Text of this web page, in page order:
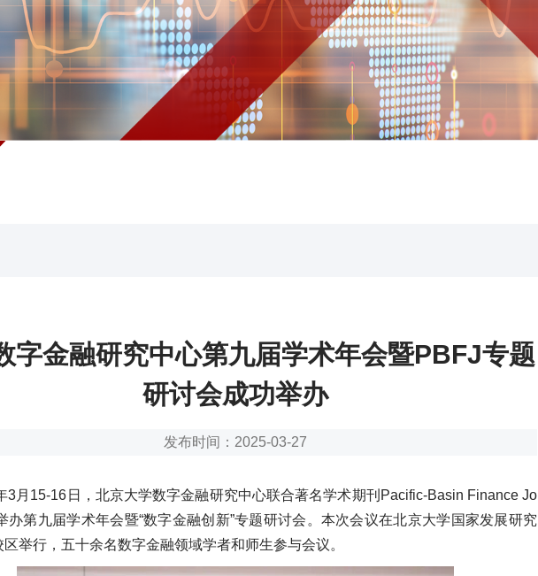
字金融研究中心第九届学术年会暨PBFJ专题
研讨会成功举办
发布时间：2025-03-27
3月15-16日，北京大学数字金融研究中心联合著名学术期刊Pacific-Basin Finance Jo
办第九届学术年会暨“数字金融创新”专题研讨会。本次会议在北京大学国家发展研究
区举行，五十余名数字金融领域学者和师生参与会议。